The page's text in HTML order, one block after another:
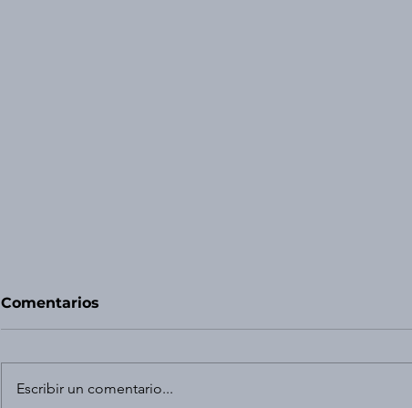
Comentarios
Escribir un comentario...